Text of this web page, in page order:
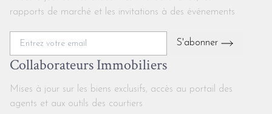
rapports de marché et les invitations à des événements
S'abonner
Collaborateurs Immobiliers
Mises à jour sur les biens exclusifs, accès au portail des
agents et aux outils des courtiers